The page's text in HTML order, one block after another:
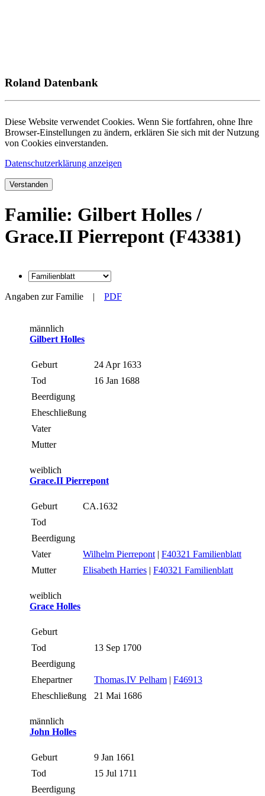
Roland Datenbank
Diese Website verwendet Cookies. Wenn Sie fortfahren, ohne Ihre
Browser-Einstellungen zu ändern, erklären Sie sich mit der Nutzung
von Cookies einverstanden.
Datenschutzerklärung anzeigen
Verstanden
Familie: Gilbert Holles /
Grace.II Pierrepont (F43381)
Angaben zur Familie | PDF
männlich
Gilbert Holles
Geburt
24 Apr 1633
Tod
16 Jan 1688
Beerdigung
Eheschließung
Vater
Mutter
weiblich
Grace.II Pierrepont
Geburt
CA.1632
Tod
Beerdigung
Vater
Wilhelm Pierrepont | F40321 Familienblatt
Mutter
Elisabeth Harries | F40321 Familienblatt
weiblich
Grace Holles
Geburt
Tod
13 Sep 1700
Beerdigung
Ehepartner
Thomas.IV Pelham | F46913
Eheschließung
21 Mai 1686
männlich
John Holles
Geburt
9 Jan 1661
Tod
15 Jul 1711
Beerdigung